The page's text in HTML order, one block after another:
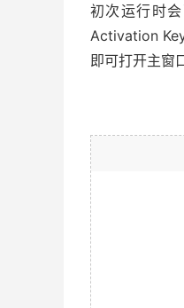
初次运行时
Activation
即可打开主窗